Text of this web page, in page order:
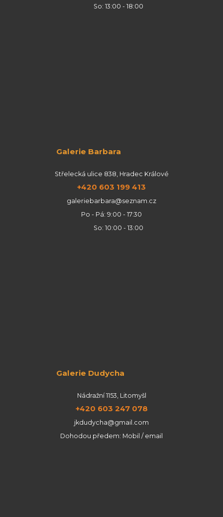
So: 13:00 - 18:00
Galerie Barbara
Střelecká ulice 838, Hradec Králové
+420 603 199 413
galeriebarbara@seznam.cz
Po - Pá: 9:00 - 17:30
So: 10:00 - 13:00
Galerie Dudycha
Nádražní 1153, Litomyšl
+420 603 247 078
jkdudycha@gmail.com
Dohodou předem: Mobil / email